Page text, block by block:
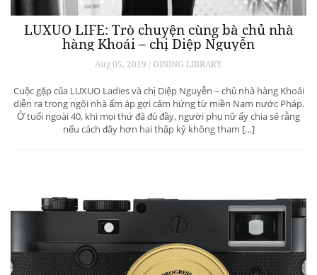
LUXUO LIFE: Trò chuyện cùng bà chủ nhà
hàng Khoái – chị Diệp Nguyễn
Aug 05, 2019 / DINING LIBRARY
Cuộc gặp của LUXUO Ladies và chị Diệp Nguyễn – chủ nhà hàng Khoái
diễn ra trong ngôi nhà ấm áp gợi cảm hứng từ miền Nam nước Pháp.
Ở tuổi ngoài 40, khi mọi thứ đã đủ đầy, người phụ nữ ấy chia sẻ rằng
nếu cách đây hơn hai thập kỷ không tham […]